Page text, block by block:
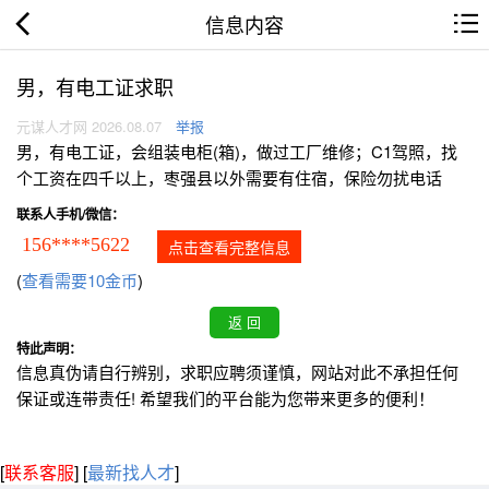
信息内容
男，有电工证求职
元谋人才网 2026.08.07 举报
男，有电工证，会组装电柜(箱)，做过工厂维修；C1驾照，找
个工资在四千以上，枣强县以外需要有住宿，保险勿扰电话
联系人手机/微信：
156****5622 点击查看完整信息
(查看需要10金币)
特此声明：
信息真伪请自行辨别，求职应聘须谨慎，网站对此不承担任何
保证或连带责任! 希望我们的平台能为您带来更多的便利！
[联系客服] [最新找人才]